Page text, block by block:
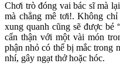
Chơi trò đóng vai bác sĩ mà
mà chẳng mê tơi!. Không
xung quanh cũng sẽ được bé
cẩn thận với một vài món
phận nhỏ có thể bị mắc trong
nhí, gây ngạt thở hoặc hóc.